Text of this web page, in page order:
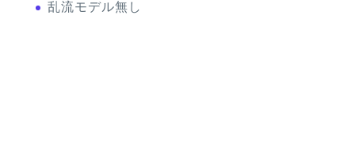
乱流モデル無し